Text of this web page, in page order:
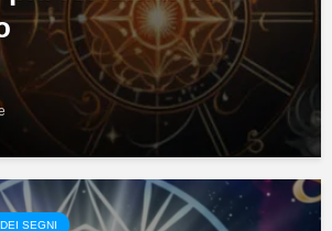
SEGNI